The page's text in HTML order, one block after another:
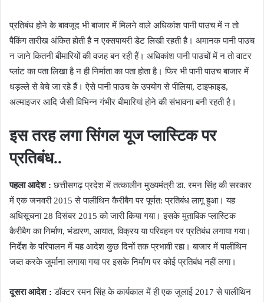
प्रतिबंध होने के बावजूद भी बाजार में मिलने वाले अधिकांश पानी पाउच में न तो
पैकिंग तारीख अंकित होती है न एक्सपायरी डेट लिखी रहती है। अमानक पानी पाउच
न जाने कितनी बीमारियों की वजह बन रही हैं। अधिकांश पानी पाउचों में न तो वाटर
प्लांट का पता लिखा है न ही निर्माता का पता होता है। फिर भी पानी पाउच बाजार में
धड़ल्ले से बेचे जा रहे हैं। ऐसे पानी पाउच के उपयोग से पीलिया, टाइफाइड,
अल्माइजर आदि जैसी विभिन्न गंभीर बीमारियां होने की संभावना बनी रहती है।
इस तरह लगा सिंगल यूज प्लास्टिक पर
प्रतिबंध..
पहला आदेश : छत्तीसगढ़ प्रदेश में तत्कालीन मुख्यमंत्री डा. रमन सिंह की सरकार
में एक जनवरी 2015 से पालीथिन कैरीबैग पर पूर्णत: प्रतिबंध लागू हुआ। यह
अधिसूचना 28 दिसंबर 2015 को जारी किया गया। इसके मुताबिक प्लास्टिक
कैरीबैग का निर्माण, भंडारण, आयात, विक्रय या परिवहन पर प्रतिबंध लगाया गया।
निर्देश के परिपालन में यह आदेश कुछ दिनों तक प्रभावी रहा। बाजार में पालीथिन
जब्त करके जुर्माना लगाया गया पर इसके निर्माण पर कोई प्रतिबंध नहीं लगा।
दूसरा आदेश : डॉक्टर रमन सिंह के कार्यकाल में ही एक जुलाई 2017 से पालीथिन